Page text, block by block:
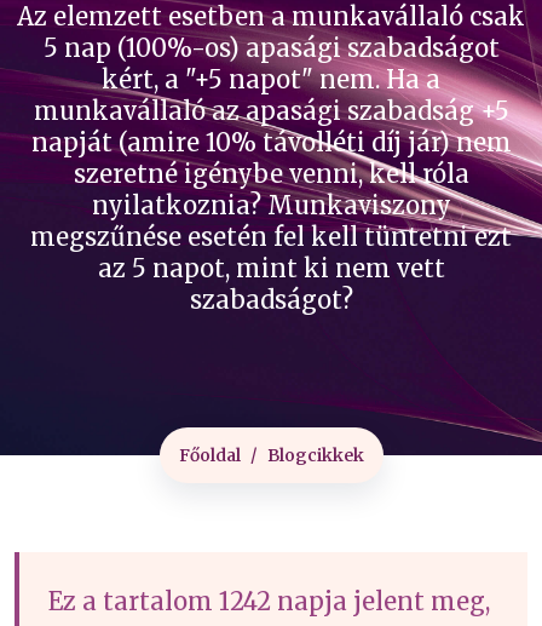
Az elemzett esetben a munkavállaló csak
5 nap (100%-os) apasági szabadságot
kért, a "+5 napot" nem. Ha a
munkavállaló az apasági szabadság +5
napját (amire 10% távolléti díj jár) nem
szeretné igénybe venni, kell róla
nyilatkoznia? Munkaviszony
megszűnése esetén fel kell tüntetni ezt
az 5 napot, mint ki nem vett
szabadságot?
Főoldal Blogcikkek
Ez a tartalom 1242 napja jelent meg,